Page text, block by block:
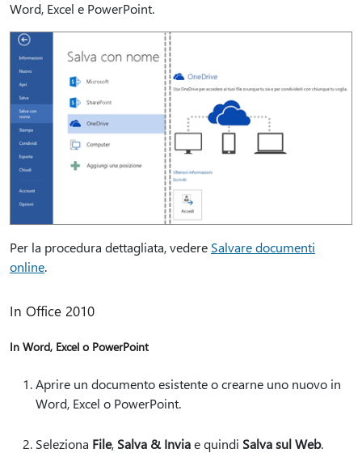
Word, Excel e PowerPoint.
Per la procedura dettagliata, vedere Salvare documenti
online.
In Office 2010
In Word, Excel o PowerPoint
Aprire un documento esistente o crearne uno nuovo in
Word, Excel o PowerPoint.
Seleziona File, Salva & Inviae quindi Salva sul Web.